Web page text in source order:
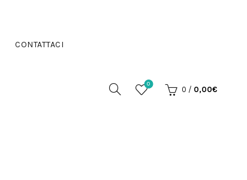
CONTATTACI
0
0 / 0,00€